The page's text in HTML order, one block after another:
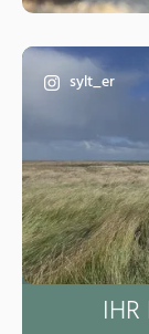
sylt_er